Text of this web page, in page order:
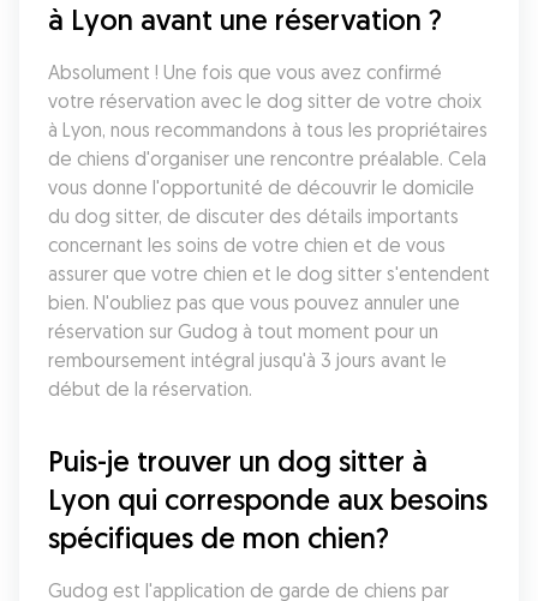
à Lyon avant une réservation ?
Absolument ! Une fois que vous avez confirmé
votre réservation avec le dog sitter de votre choix
à Lyon, nous recommandons à tous les propriétaires
de chiens d'organiser une rencontre préalable. Cela
vous donne l'opportunité de découvrir le domicile
du dog sitter, de discuter des détails importants
concernant les soins de votre chien et de vous
assurer que votre chien et le dog sitter s'entendent
bien. N'oubliez pas que vous pouvez annuler une
réservation sur Gudog à tout moment pour un
remboursement intégral jusqu'à 3 jours avant le
début de la réservation.
Puis-je trouver un dog sitter à
Lyon qui corresponde aux besoins
spécifiques de mon chien?
Gudog est l'application de garde de chiens par